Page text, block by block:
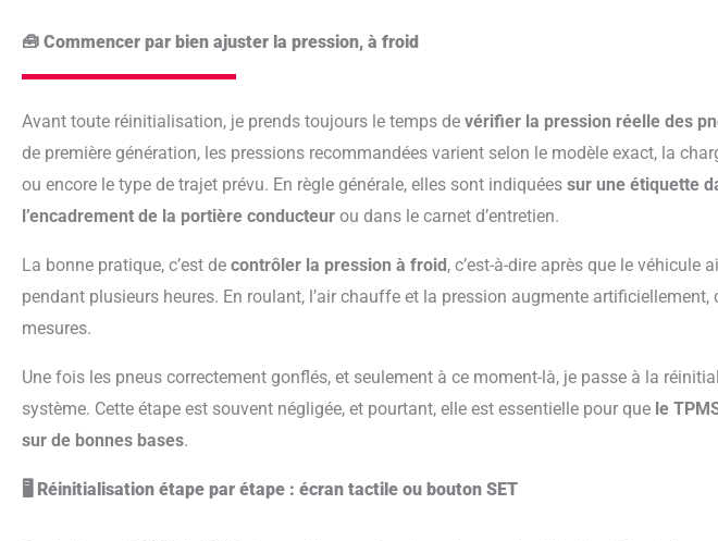
🧰 Commencer par bien ajuster la pression, à froid
Avant toute réinitialisation, je prends toujours le temps de vérifier la pression réelle des
de première génération, les pressions recommandées varient selon le modèle exact, la
ou encore le type de trajet prévu. En règle générale, elles sont indiquées sur une étiquette
l’encadrement de la portière conducteur ou dans le carnet d’entretien.
La bonne pratique, c’est de contrôler la pression à froid , c’est-à-dire après que le véhicule
pendant plusieurs heures. En roulant, l’air chauffe et la pression augmente artificiellement,
mesures.
Une fois les pneus correctement gonflés, et seulement à ce moment-là, je passe à la réinitialisation du
système. Cette étape est souvent négligée, et pourtant, elle est essentielle pour que le
sur de bonnes bases.
🖥️ Réinitialisation étape par étape : écran tactile ou bouton SET